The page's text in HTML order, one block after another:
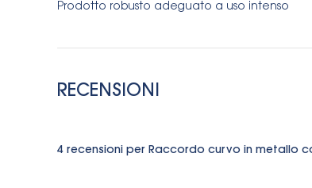
Prodotto robusto adeguato a uso intenso
RECENSIONI
4 recensioni per Raccordo curvo in metallo